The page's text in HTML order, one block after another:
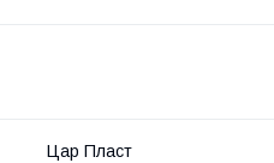
Цар Пласт